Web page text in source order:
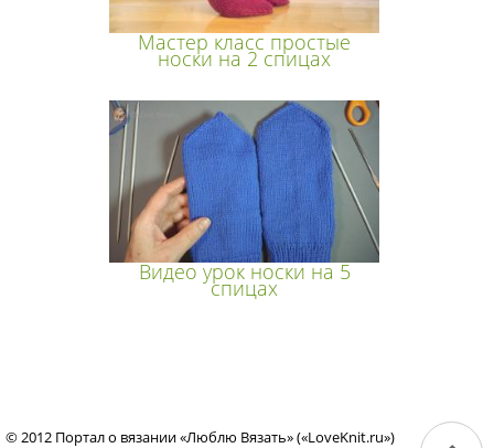
Мастер класс простые
носки на 2 спицах
Видео урок носки на 5
спицах
© 2012 Портал о вязании «Люблю Вязать» («LoveKnit.ru»)